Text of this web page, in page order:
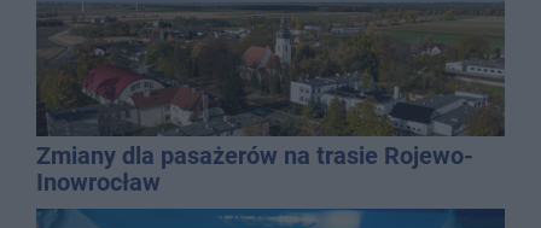
Zmiany dla pasażerów na trasie Rojewo-
Inowrocław